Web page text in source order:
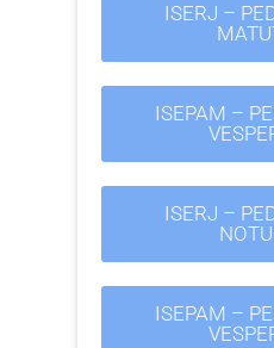
ISERJ –
ISEPAM –
ISERJ –
ISEPAM –